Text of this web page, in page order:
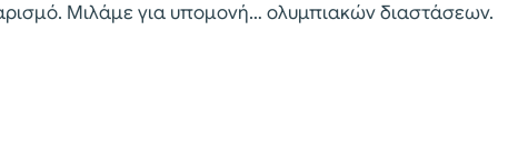
Μιλάμε για υπομονή… ολυμπιακών διαστάσεων.